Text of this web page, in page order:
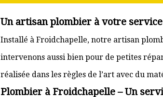
Un artisan plombier à votre
Installé à Froidchapelle, notre artisan
intervenons aussi bien pour de petites
réalisée dans les règles de l’art avec du
Plombier à Froidchapelle – Un